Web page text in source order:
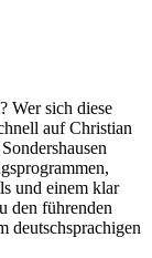
Wer sich diese
auf Christian
und einem klar
den führenden
deutschsprachigen